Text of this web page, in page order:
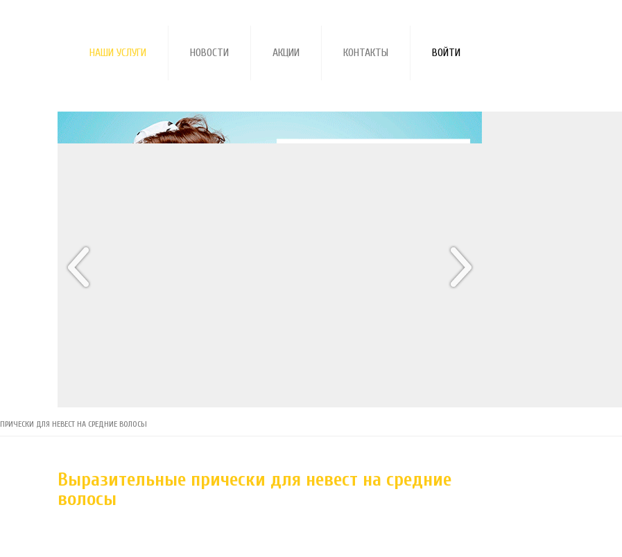
НАШИ УСЛУГИ НОВОСТИ АКЦИИ КОНТАКТЫ ВОЙТИ
ПРИЧЕСКИ ДЛЯ НЕВЕСТ НА СРЕДНИЕ ВОЛОСЫ
Выразительные прически для невест на средние
волосы